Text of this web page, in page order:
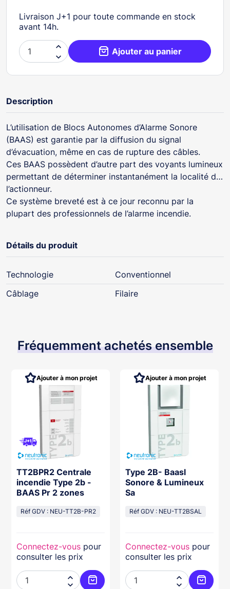
Livraison J+1 pour toute commande en stock
avant 14h.

 Ajouter au panier
Description
L’utilisation de Blocs Autonomes d’Alarme Sonore
(BAAS) est garantie par la diffusion du signal
d’évacuation, même en cas de rupture des câbles.
Ces BAAS possèdent d’autre part des voyants lumineux
permettant de déterminer instantanément la localité de
l’actionneur.
Ce système breveté est à ce jour reconnu par la
plupart des professionnels de l’alarme incendie.
Détails du produit
Technologie
Conventionnel
Câblage
Filaire
Fréquemment achetés ensemble
TT2BPR2 Centrale
incendie Type 2b -
BAAS Pr 2 zones
Réf GDV : NEU-TT2B-PR2
Connectez-vous pour
consulter les prix


Ajouter à mon projet
Type 2B- Baasl
Sonore & Lumineux
Sa
Réf GDV : NEU-TT2BSAL
Connectez-vous pour
consulter les prix


Ajouter à mon projet